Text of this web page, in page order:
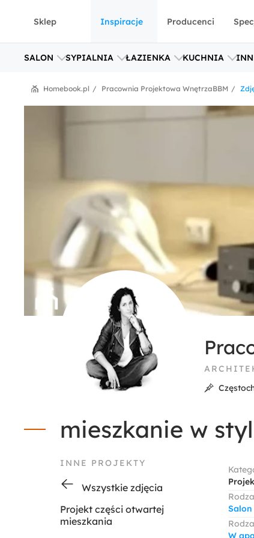
Sklep Inspiracje
SALON SYPIALNIA ŁAZIENKA KUCHNIA
Producenci
Pracownia Projektowa WnętrzaBBM
Homebook.pl
mieszkanie w
Salon
W
INNE PROJEKTY
Wszystkie zdjęcia
Projekt części otwartej
mieszkania